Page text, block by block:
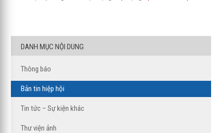
DANH MỤC NỘI DUNG
Thông báo
Bản tin hiệp hội
Tin tức – Sự kiện khác
Thư viện ảnh